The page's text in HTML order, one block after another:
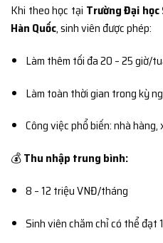
Khi theo học tại Trường Đại
Hàn Quốc, sinh viên được phép:
Làm thêm tối đa 20 – 25 giờ/
Làm toàn thời gian trong kỳ
Công việc phổ biến: nhà
💰Thu nhập trung bình:
8 – 12 triệu VNĐ/tháng
Sinh viên chăm chỉ có thể đạt